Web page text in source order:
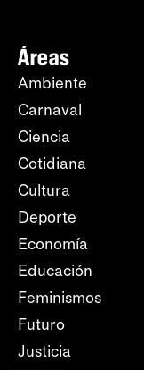
Áreas
Ambiente
Carnaval
Ciencia
Cotidiana
Cultura
Deporte
Economía
Educación
Feminismos
Futuro
Justicia